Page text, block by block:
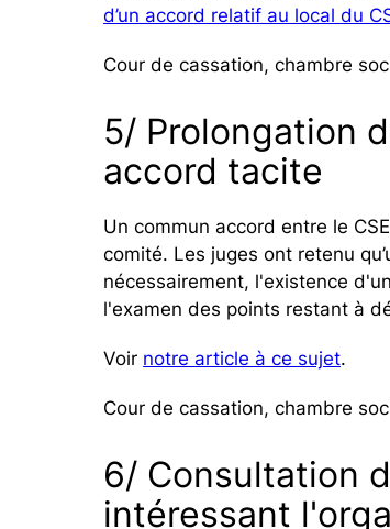
d’un accord relatif au local du
Cour de cassation, chambre
5/ Prolongation
accord tacite
Un commun accord entre le
comité. Les juges ont retenu
nécessairement, l'existence
l'examen des points restant à
Voir notre article à ce sujet.
Cour de cassation, chambre
6/ Consultation
intéressant